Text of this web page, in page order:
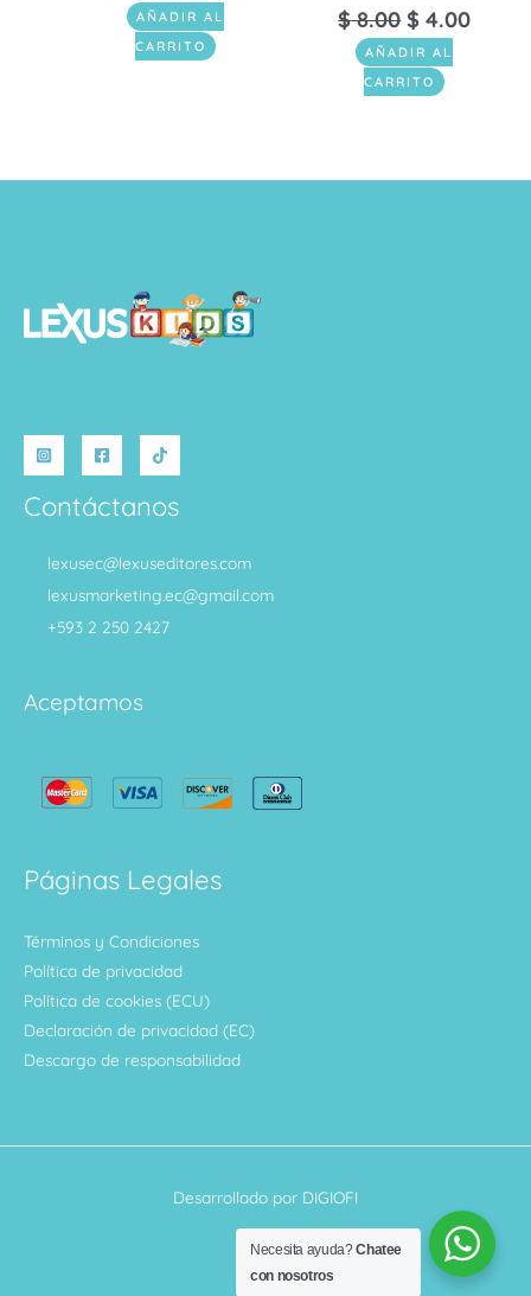
AÑADIR AL
CARRITO
$8.00 $ 4.00
AÑADIR AL
CARRITO
Contáctanos
lexusec@lexuseditores.com
lexusmarketing.ec@gmail.com
+593 2 250 2427
Aceptamos
Páginas Legales
Términos y Condiciones
Política de privacidad
Política de cookies (ECU)
Declaración de privacidad (EC)
Descargo de responsabilidad
Desarrollado por DIGIOFI
Necesita ayuda?Chatee
con nosotros